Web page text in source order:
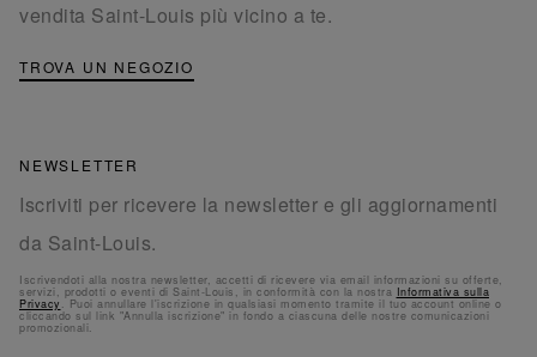
vendita Saint-Louis più vicino a te.
TROVA UN NEGOZIO
NEWSLETTER
Iscriviti per ricevere la newsletter e gli aggiornamenti
da Saint-Louis.
Iscrivendoti alla nostra newsletter, accetti di ricevere via email informazioni su offerte,
servizi, prodotti o eventi di Saint-Louis, in conformità con la nostra Informativa sulla
Privacy . Puoi annullare l'iscrizione in qualsiasi momento tramite il tuo account online o
cliccando sul link "Annulla iscrizione" in fondo a ciascuna delle nostre comunicazioni
promozionali.